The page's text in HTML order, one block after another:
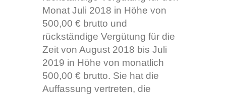
Monat Juli 2018 in Höhe von
500,00 € brutto und
rückständige Vergütung für die
Zeit von August 2018 bis Juli
2019 in Höhe von monatlich
500,00 € brutto. Sie hat die
Auffassung vertreten, die